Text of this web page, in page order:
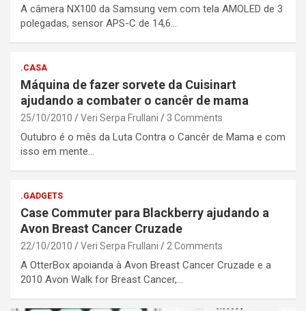
A câmera NX100 da Samsung vem com tela AMOLED de 3
polegadas, sensor APS-C de 14,6…
.CASA
Máquina de fazer sorvete da Cuisinart
ajudando a combater o cancêr de mama
25/10/2010 Veri Serpa Frullani 3 Comments
Outubro é o mês da Luta Contra o Cancêr de Mama e com
isso em mente…
.GADGETS
Case Commuter para Blackberry ajudando a
Avon Breast Cancer Cruzade
22/10/2010 Veri Serpa Frullani 2 Comments
A OtterBox apoianda à Avon Breast Cancer Cruzade e a
2010 Avon Walk for Breast Cancer,…